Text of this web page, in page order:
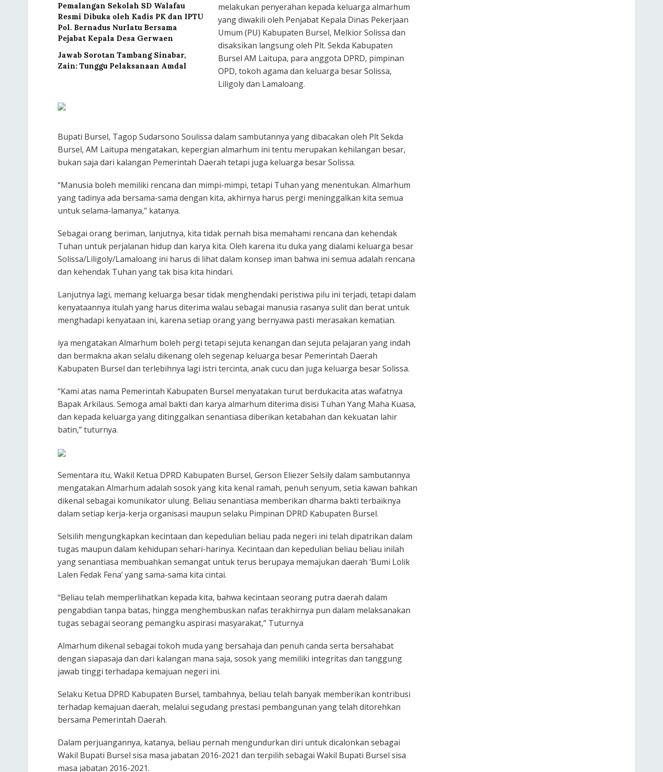
Pemalangan Sekolah SD Walafau
Resmi Dibuka oleh Kadis PK dan IPTU
Pol. Bernadus Nurlatu Bersama
Pejabat Kepala Desa Gerwaen
Jawab Sorotan Tambang Sinabar,
Zain: Tunggu Pelaksanaan Amdal
melakukan penyerahan kepada keluarga almarhum
yang diwakili oleh Penjabat Kepala Dinas Pekerjaan
Umum (PU) Kabupaten Bursel, Melkior Solissa dan
disaksikan langsung oleh Plt. Sekda Kabupaten
Bursel AM Laitupa, para anggota DPRD, pimpinan
OPD, tokoh agama dan keluarga besar Solissa,
Liligoly dan Lamaloang.
Bupati Bursel, Tagop Sudarsono Soulissa dalam sambutannya yang dibacakan oleh Plt Sekda
Bursel, AM Laitupa mengatakan, kepergian almarhum ini tentu merupakan kehilangan besar,
bukan saja dari kalangan Pemerintah Daerah tetapi juga keluarga besar Solissa.
“Manusia boleh memiliki rencana dan mimpi-mimpi, tetapi Tuhan yang menentukan. Almarhum
yang tadinya ada bersama-sama dengan kita, akhirnya harus pergi meninggalkan kita semua
untuk selama-lamanya,” katanya.
Sebagai orang beriman, lanjutnya, kita tidak pernah bisa memahami rencana dan kehendak
Tuhan untuk perjalanan hidup dan karya kita. Oleh karena itu duka yang dialami keluarga besar
Solissa/Liligoly/Lamaloang ini harus di lihat dalam konsep iman bahwa ini semua adalah rencana
dan kehendak Tuhan yang tak bisa kita hindari.
Lanjutnya lagi, memang keluarga besar tidak menghendaki peristiwa pilu ini terjadi, tetapi dalam
kenyataannya itulah yang harus diterima walau sebagai manusia rasanya sulit dan berat untuk
menghadapi kenyataan ini, karena setiap orang yang bernyawa pasti merasakan kematian.
iya mengatakan Almarhum boleh pergi tetapi sejuta kenangan dan sejuta pelajaran yang indah
dan bermakna akan selalu dikenang oleh segenap keluarga besar Pemerintah Daerah
Kabupaten Bursel dan terlebihnya lagi istri tercinta, anak cucu dan juga keluarga besar Solissa.
“Kami atas nama Pemerintah Kabupaten Bursel menyatakan turut berdukacita atas wafatnya
Bapak Arkilaus. Semoga amal bakti dan karya almarhum diterima disisi Tuhan Yang Maha Kuasa,
dan kepada keluarga yang ditinggalkan senantiasa diberikan ketabahan dan kekuatan lahir
batin,” tuturnya.
Sementara itu, Wakil Ketua DPRD Kabupaten Bursel, Gerson Eliezer Selsily dalam sambutannya
mengatakan Almarhum adalah sosok yang kita kenal ramah, penuh senyum, setia kawan bahkan
dikenal sebagai komunikator ulung. Beliau senantiasa memberikan dharma bakti terbaiknya
dalam setiap kerja-kerja organisasi maupun selaku Pimpinan DPRD Kabupaten Bursel.
Selsilih mengungkapkan kecintaan dan kepedulian beliau pada negeri ini telah dipatrikan dalam
tugas maupun dalam kehidupan sehari-harinya. Kecintaan dan kepedulian beliau beliau inilah
yang senantiasa membuahkan semangat untuk terus berupaya memajukan daerah ‘Bumi Lolik
Lalen Fedak Fena’ yang sama-sama kita cintai.
“Beliau telah memperlihatkan kepada kita, bahwa kecintaan seorang putra daerah dalam
pengabdian tanpa batas, hingga menghembuskan nafas terakhirnya pun dalam melaksanakan
tugas sebagai seorang pemangku aspirasi masyarakat,” Tuturnya
Almarhum dikenal sebagai tokoh muda yang bersahaja dan penuh canda serta bersahabat
dengan siapasaja dan dari kalangan mana saja, sosok yang memiliki integritas dan tanggung
jawab tinggi terhadapa kemajuan negeri ini.
Selaku Ketua DPRD Kabupaten Bursel, tambahnya, beliau telah banyak memberikan kontribusi
terhadap kemajuan daerah, melalui segudang prestasi pembangunan yang telah ditorehkan
bersama Pemerintah Daerah.
Dalam perjuangannya, katanya, beliau pernah mengundurkan diri untuk dicalonkan sebagai
Wakil Bupati Bursel sisa masa jabatan 2016-2021 dan terpilih sebagai Wakil Bupati Bursel sisa
masa jabatan 2016-2021.